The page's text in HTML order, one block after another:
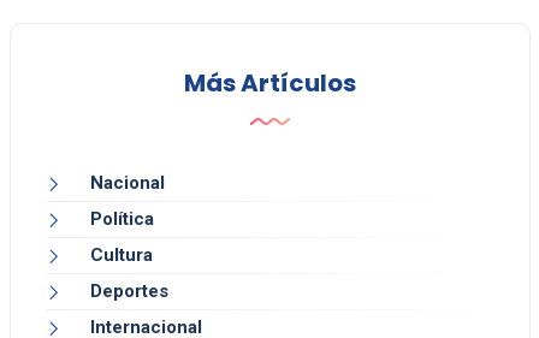
Más Artículos
Nacional
Política
Cultura
Deportes
Internacional